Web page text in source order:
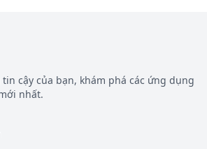
cậy của bạn, khám phá các ứng dụng
nhất.